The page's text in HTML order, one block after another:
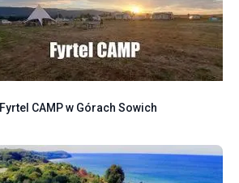
Fyrtel CAMP w Górach Sowich